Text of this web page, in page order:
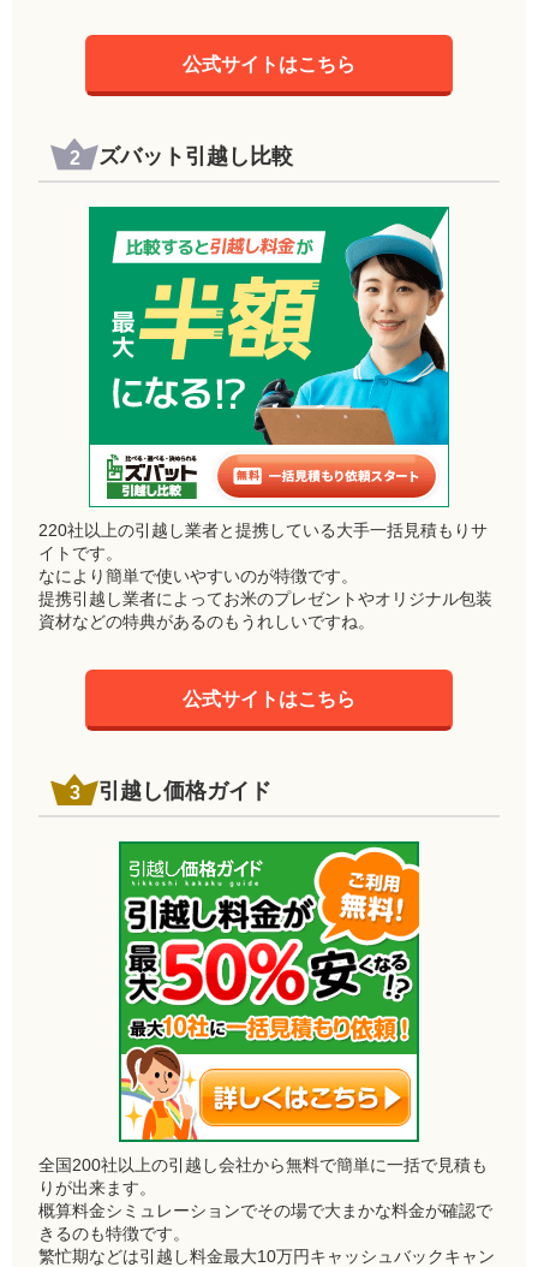
公式サイトはこちら
ズバット引越し比較
220社以上の引越し業者と提携している大手一括見積もりサ
イトです。
なにより簡単で使いやすいのが特徴です。
提携引越し業者によってお米のプレゼントやオリジナル包装
資材などの特典があるのもうれしいですね。
公式サイトはこちら
引越し価格ガイド
全国200社以上の引越し会社から無料で簡単に一括で見積も
りが出来ます。
概算料金シミュレーションでその場で大まかな料金が確認で
きるのも特徴です。
繁忙期などは引越し料金最大10万円キャッシュバックキャン